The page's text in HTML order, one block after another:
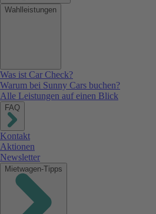
Wahlleistungen
Was ist Car Check?
Warum bei Sunny Cars buchen?
Alle Leistungen auf einen Blick
FAQ
Kontakt
Aktionen
Newsletter
Mietwagen-Tipps